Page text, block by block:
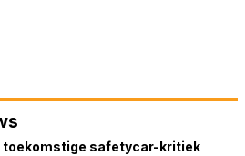
toekomstige safetycar-kritiek